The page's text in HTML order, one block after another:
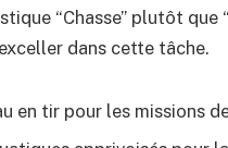
“Chasse” plutôt que
dans cette tâche.
en tir pour les missions